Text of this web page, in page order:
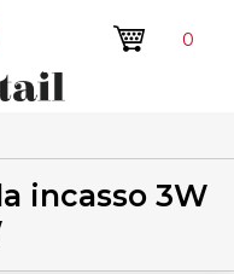
0
incasso 3W